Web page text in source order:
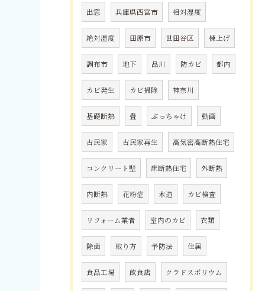
出窓 兵庫県西宮市 相対湿度
絶対湿度 田原市 世田谷区 棟上げ
調布市 地下 品川 防カビ 都内
カビ発生 カビ掃除 神奈川
基礎断熱 畳 ぶっちゃけ 動画
古民家 古民家再生 高気密高断熱住宅
コンクリート壁 床断熱住宅 外断熱
内断熱 花粉症 木造 カビ検査
リフォーム業者 室内のカビ 衣類
除菌 取り方 予防法 住居
食品工場 飲食店 クラドスポリウム